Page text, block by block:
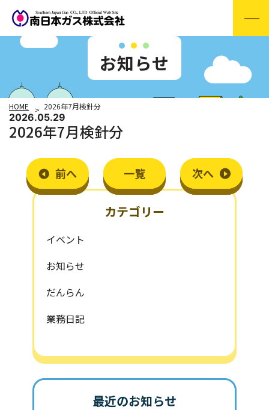
お知らせ
HOME 2026年7月検針分
2026.05.29
2026年7月検針分
前へ 一覧 次へ
カテゴリー
イベント
お知らせ
だんらん
業務日記
最近のお知らせ